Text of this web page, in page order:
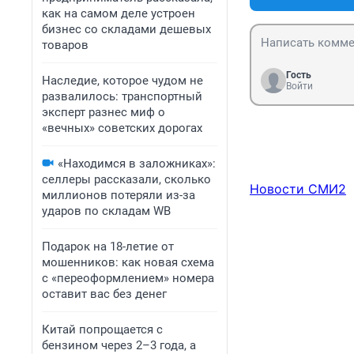
как на самом деле устроен
бизнес со складами дешевых
товаров
Наследие, которое чудом не
развалилось: транспортный
эксперт разнес миф о
«вечных» советских дорогах
«Находимся в заложниках»:
селлеры рассказали, сколько
миллионов потеряли из-за
ударов по складам WB
Подарок на 18-летие от
мошенников: как новая схема
с «переоформлением» номера
оставит вас без денег
Китай попрощается с
бензином через 2–3 года, а
Гость
Войти
Новости СМИ2